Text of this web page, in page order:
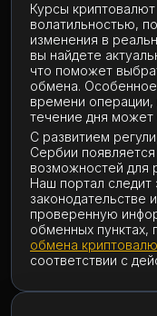
Курсы
волатильностью,
изменения в
вы найдете
что поможет
обмена.
времени операции,
течение дня может
С развитием
Сербии
возможностей для
Наш портал следит
законодательстве
проверенную
обменных пунктах,
обмена
соответствии с